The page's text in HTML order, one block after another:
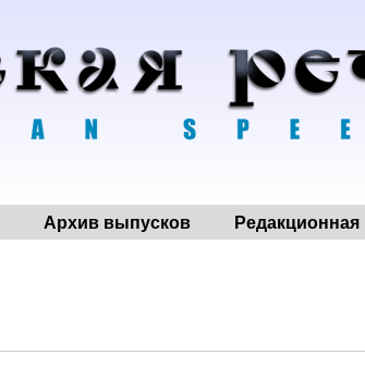
Архив выпусков Редакционная